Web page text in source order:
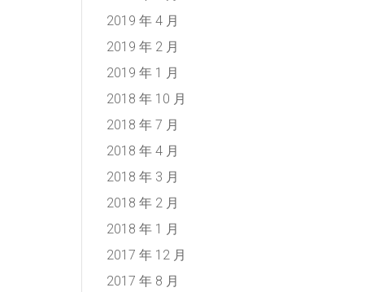
2019 年 4 月
2019 年 2 月
2019 年 1 月
2018 年 10 月
2018 年 7 月
2018 年 4 月
2018 年 3 月
2018 年 2 月
2018 年 1 月
2017 年 12 月
2017 年 8 月